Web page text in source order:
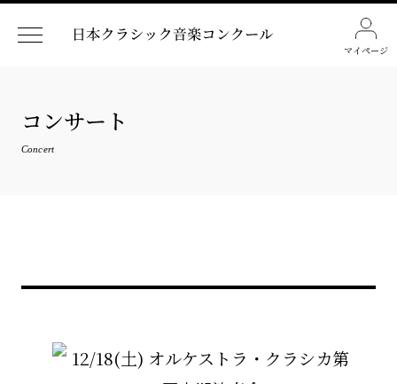
マイページ
コンサート
Concert